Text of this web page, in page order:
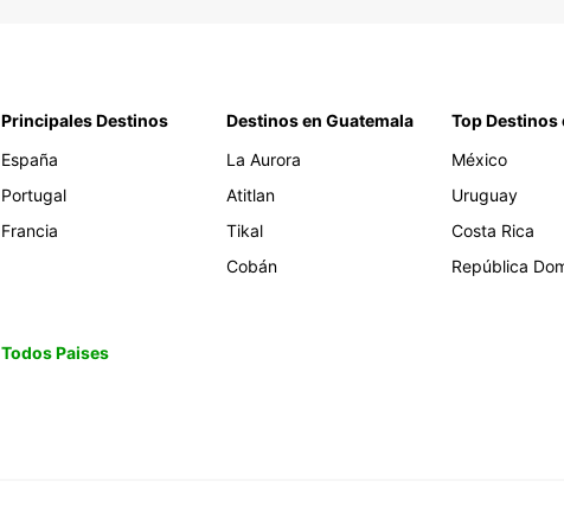
Principales Destinos
España
Portugal
Francia
Destinos en Guatemala
La Aurora
Atitlan
Tikal
Cobán
Top Destinos
México
Uruguay
Costa Rica
República
Todos Paises